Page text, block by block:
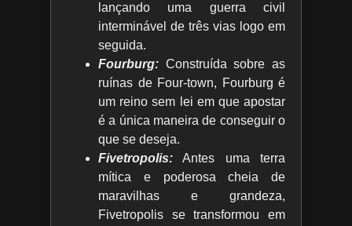
lançando uma guerra civil
interminável de três vias logo em
seguida.
Fourburg: Construída sobre as
ruínas de Four-town, Fourburg é
um reino sem lei em que apostar
é a única maneira de conseguir o
que se deseja.
Fivetropolis: Antes uma terra
mítica e poderosa cheia de
maravilhas e grandeza,
Fivetropolis se transformou em